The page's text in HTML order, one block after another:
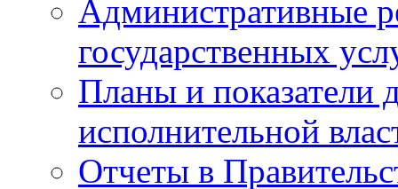
Административные
государственных
Планы и показатели
исполнительной
Отчеты в